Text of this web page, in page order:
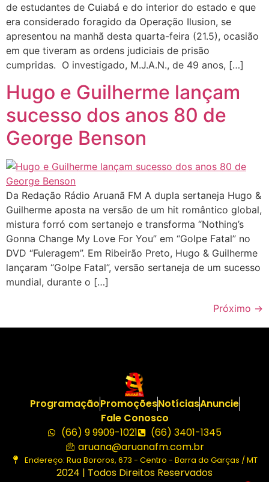
de estudantes de Cuiabá e do interior do estado e que
era considerado foragido da Operação Ilusion, se
apresentou na manhã desta quarta-feira (21.5), ocasião
em que tiveram as ordens judiciais de prisão
cumpridas. O investigado, M.J.A.N., de 49 anos, […]
Hugo e Guilherme lançam
sucesso dos anos 80 de
George Benson
Da Redação Rádio Aruanã FM A dupla sertaneja Hugo &
Guilherme aposta na versão de um hit romântico global,
mistura forró com sertanejo e transforma “Nothing’s
Gonna Change My Love For You” em “Golpe Fatal” no
DVD “Fuleragem”. Em Ribeirão Preto, Hugo & Guilherme
lançaram “Golpe Fatal”, versão sertaneja de um sucesso
mundial, durante o […]
Próximo →
ProgramaçãoPromoçõesNotíciasAnuncie
Fale Conosco
(66) 9 9909-1021
(66) 3401-1345
aruana@aruanafm.com.br
Endereço: Rua Bororos, 673 - Centro - Barra do Garças / MT
2024 | Todos Direitos Reservados